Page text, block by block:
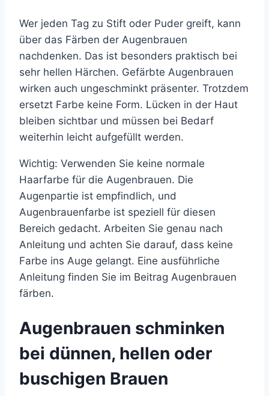
Wer jeden Tag zu Stift oder Puder greift, kann
über das Färben der Augenbrauen
nachdenken. Das ist besonders praktisch bei
sehr hellen Härchen. Gefärbte Augenbrauen
wirken auch ungeschminkt präsenter. Trotzdem
ersetzt Farbe keine Form. Lücken in der Haut
bleiben sichtbar und müssen bei Bedarf
weiterhin leicht aufgefüllt werden.
Wichtig: Verwenden Sie keine normale
Haarfarbe für die Augenbrauen. Die
Augenpartie ist empfindlich, und
Augenbrauenfarbe ist speziell für diesen
Bereich gedacht. Arbeiten Sie genau nach
Anleitung und achten Sie darauf, dass keine
Farbe ins Auge gelangt. Eine ausführliche
Anleitung finden Sie im Beitrag Augenbrauen
färben.
Augenbrauen schminken
bei dünnen, hellen oder
buschigen Brauen